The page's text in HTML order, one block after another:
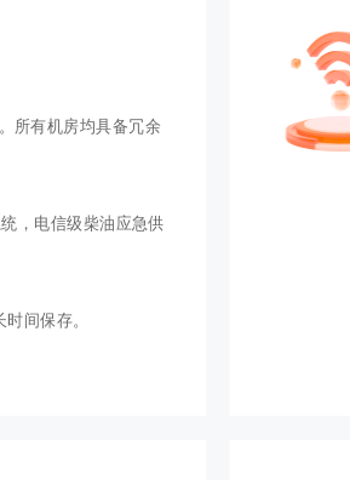
所有机房均具备冗余
，电信级柴油应急供
间保存。